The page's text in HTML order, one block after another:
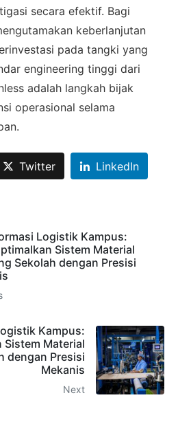
secara efektif. Bagi
keberlanjutan
pada tangki yang
engineering tinggi dari
adalah langkah bijak
operasional selama
Twitter LinkedIn
Logistik Kampus:
Sistem Material
Sekolah dengan Presisi
Kampus:
Material
dengan Presisi
Mekanis
Next